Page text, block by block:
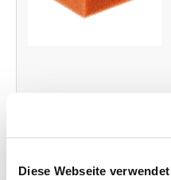
Diese Webseite